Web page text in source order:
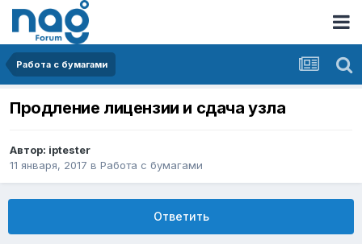
Работа с бумагами
Продление лицензии и сдача узла
Автор: iptester
11 января, 2017 в Работа с бумагами
Ответить